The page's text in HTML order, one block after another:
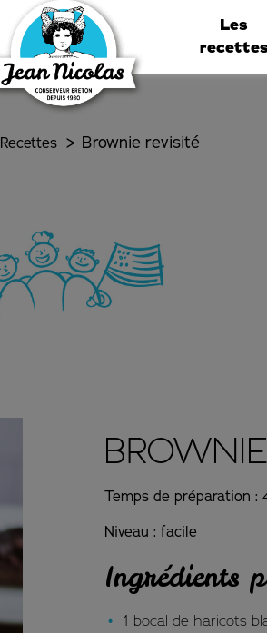
Les
Recettes > Brownie revisité
Temps de préparation :
Niveau : facile
Ingrédients
1 bocal de haricots